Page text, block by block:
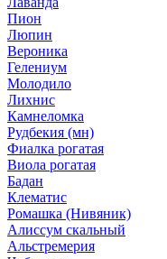
Пион
Люпин
Вероника
Гелениум
Молодило
Лихнис
Камнеломка
Рудбекия (мн)
Фиалка рогатая
Виола рогатая
Бадан
Клематис
Ромашка (Нивяник)
Алиссум скальный
Альстремерия